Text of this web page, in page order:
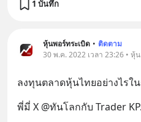
1 บันทึก
หุ้นพอร์ทระเบิด • ติดตาม
30 พ.ค. 2022 เวลา 23:26 • หุ้
ลงทุนตลาดหุ้นไทยอย่างไรใ
พี่มี่ X @ทันโลกกับ Trader KP